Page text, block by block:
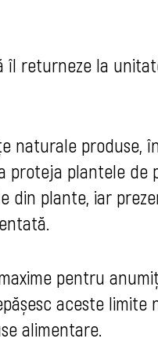
îl returneze la
naturale produse,
proteja plantele de
din plante, iar
pentru
aceste limite
alimentare.